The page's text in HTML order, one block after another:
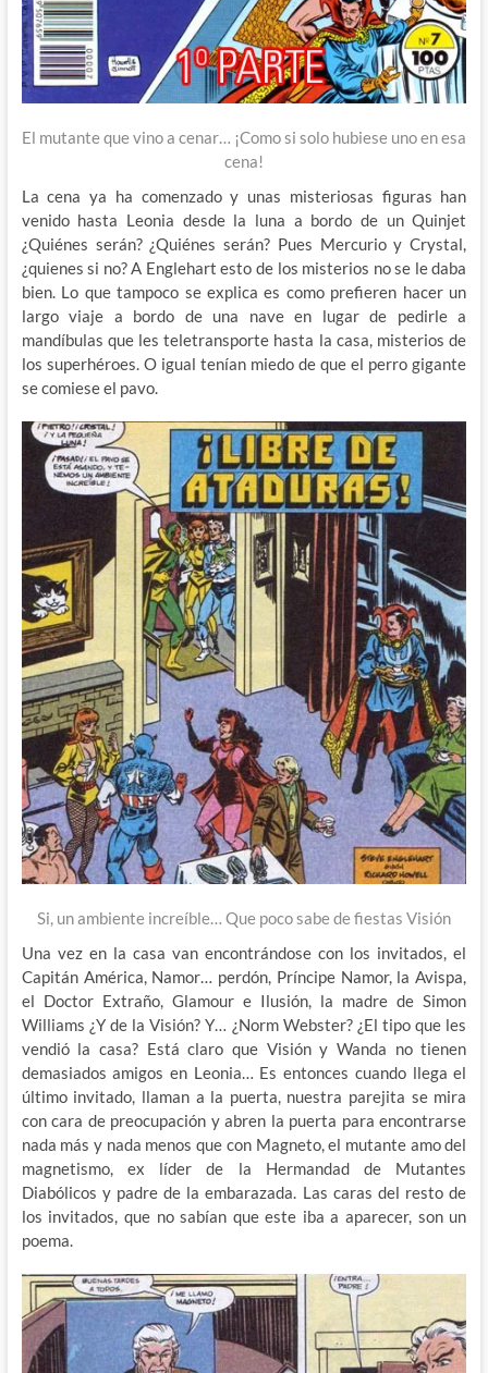
El mutante que vino a cenar… ¡Como si solo hubiese uno en esa
cena!
La cena ya ha comenzado y unas misteriosas figuras han
venido hasta Leonia desde la luna a bordo de un Quinjet
¿Quiénes serán? ¿Quiénes serán? Pues Mercurio y Crystal,
¿quienes si no? A Englehart esto de los misterios no se le daba
bien. Lo que tampoco se explica es como prefieren hacer un
largo viaje a bordo de una nave en lugar de pedirle a
mandíbulas que les teletransporte hasta la casa, misterios de
los superhéroes. O igual tenían miedo de que el perro gigante
se comiese el pavo.
Si, un ambiente increíble… Que poco sabe de fiestas Visión
Una vez en la casa van encontrándose con los invitados, el
Capitán América, Namor… perdón, Príncipe Namor, la Avispa,
el Doctor Extraño, Glamour e Ilusión, la madre de Simon
Williams ¿Y de la Visión? Y… ¿Norm Webster? ¿El tipo que les
vendió la casa? Está claro que Visión y Wanda no tienen
demasiados amigos en Leonia… Es entonces cuando llega el
último invitado, llaman a la puerta, nuestra parejita se mira
con cara de preocupación y abren la puerta para encontrarse
nada más y nada menos que con Magneto, el mutante amo del
magnetismo, ex líder de la Hermandad de Mutantes
Diabólicos y padre de la embarazada. Las caras del resto de
los invitados, que no sabían que este iba a aparecer, son un
poema.